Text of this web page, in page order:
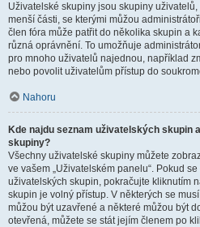
Uživatelské skupiny jsou skupiny
menší části, se kterými můžou
člen fóra může patřit do několika skupin a
různá oprávnění. To umožňuje
pro mnoho uživatelů najednou, například
nebo povolit uživatelům přístup do
Nahoru
Kde najdu seznam uživatelských skupin
skupiny?
Všechny uživatelské skupiny můžete
ve vašem „Uživatelském panelu“. Pokud
uživatelských skupin, pokračujte kliknutím
skupin je volný přístup. V některých se
můžou být uzavřené a některé můžou být
otevřená, můžete se stát jejím členem po